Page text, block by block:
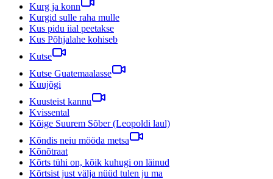
Kurg ja konn
Kurgid sulle raha mulle
Kus pidu iial peetakse
Kus Põhjalahe kohiseb
Kutse
Kutse Guatemaalasse
Kuujõgi
Kuusteist kannu
Kvissental
Kõige Suurem Sõber (Leopoldi laul)
Kõndis neiu mööda metsa
Kõnõtraat
Kõrts tühi on, kõik kuhugi on läinud
Kõrtsist just välja nüüd tulen ju ma